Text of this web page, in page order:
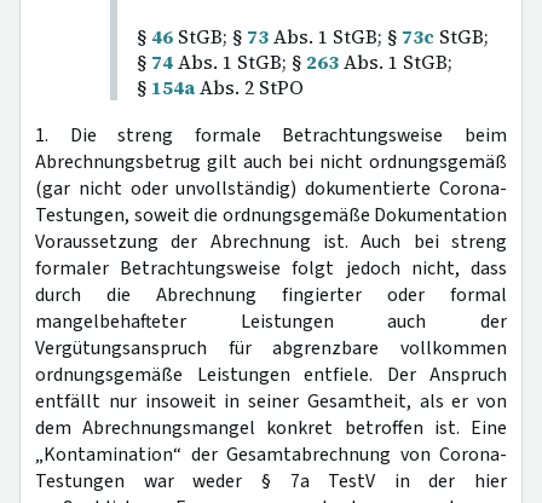
§ 46 StGB; § 73Abs. 1 StGB; § 73c StGB;
§ 74Abs. 1 StGB; § 263Abs. 1 StGB;
§ 154aAbs. 2 StPO
1. Die streng formale Betrachtungsweise beim
Abrechnungsbetrug gilt auch bei nicht ordnungsgemäß
(gar nicht oder unvollständig) dokumentierte Corona-
Testungen, soweit die ordnungsgemäße Dokumentation
Voraussetzung der Abrechnung ist. Auch bei streng
formaler Betrachtungsweise folgt jedoch nicht, dass
durch die Abrechnung fingierter oder formal
mangelbehafteter Leistungen auch der
Vergütungsanspruch für abgrenzbare vollkommen
ordnungsgemäße Leistungen entfiele. Der Anspruch
entfällt nur insoweit in seiner Gesamtheit, als er von
dem Abrechnungsmangel konkret betroffen ist. Eine
„Kontamination“ der Gesamtabrechnung von Corona-
Testungen war weder § 7a TestV in der hier